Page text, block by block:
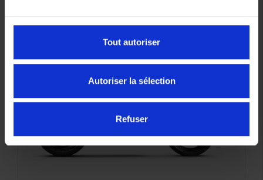
Tout autoriser
Autoriser la sélection
Refuser